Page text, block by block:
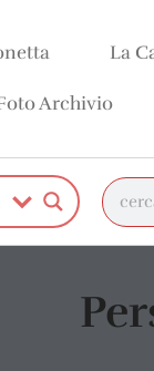
La
Archivio